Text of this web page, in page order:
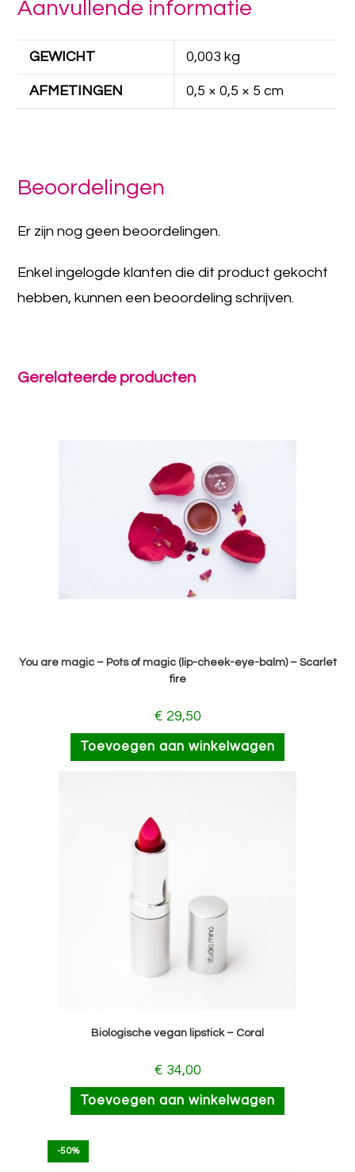
Aanvullende informatie
GEWICHT 0,003 kg
AFMETINGEN 0,5 × 0,5 × 5 cm
Beoordelingen
Er zijn nog geen beoordelingen.
Enkel ingelogde klanten die dit product gekocht
hebben, kunnen een beoordeling schrijven.
Gerelateerde producten
You are magic – Pots of magic (lip-cheek-eye-balm) – Scarlet
fire
€ 29,50
Toevoegen aan winkelwagen
Biologische vegan lipstick – Coral
€ 34,00
Toevoegen aan winkelwagen
-50%